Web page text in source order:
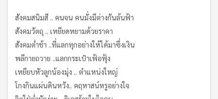
สังคมสนิมสี .. คนจน คนมั่งมีต่างกันล้นฟ้า
สังคมวัตถุ .. เหยียดหยามด้วยราคา
สังคมต่ำช้า ..ที่แลกทุกอย่างให้ได้มาซึ่งเงิน
พลีกายถวาย ..แลกกระเป๋าเฟ้อฟุ้ง
เหยียบหัวลูกน้องมุ่ง .. ตำแหน่งใหญ่
โกงกินแผ่นดินหวัง.. คฤหาสน์หรูอย่างใจ